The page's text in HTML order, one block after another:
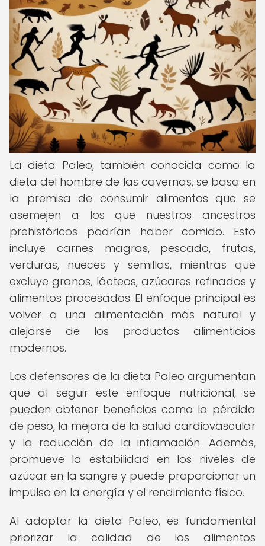
La dieta Paleo, también conocida como la
dieta del hombre de las cavernas, se basa en
la premisa de consumir alimentos que se
asemejen a los que nuestros ancestros
prehistóricos podrían haber comido. Esto
incluye carnes magras, pescado, frutas,
verduras, nueces y semillas, mientras que
excluye granos, lácteos, azúcares refinados y
alimentos procesados. El enfoque principal es
volver a una alimentación más natural y
alejarse de los productos alimenticios
modernos.
Los defensores de la dieta Paleo argumentan
que al seguir este enfoque nutricional, se
pueden obtener beneficios como la pérdida
de peso, la mejora de la salud cardiovascular
y la reducción de la inflamación. Además,
promueve la estabilidad en los niveles de
azúcar en la sangre y puede proporcionar un
impulso en la energía y el rendimiento físico.
Al adoptar la dieta Paleo, es fundamental
priorizar la calidad de los alimentos